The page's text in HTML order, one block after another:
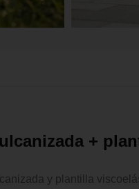
+
y plantilla